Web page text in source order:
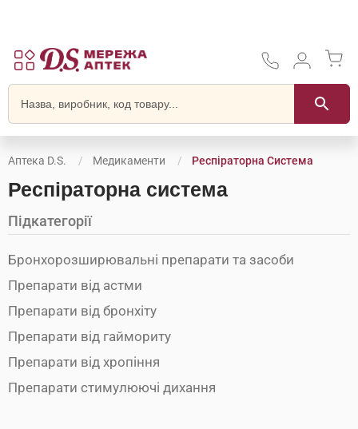
Аптека D.S. Медикаменти Респіраторна Система
Респіраторна система
Підкатегорії
Бронхорозширювальні препарати та засоби
Препарати від астми
Препарати від бронхіту
Препарати від гаймориту
Препарати від хропіння
Препарати стимулюючі дихання